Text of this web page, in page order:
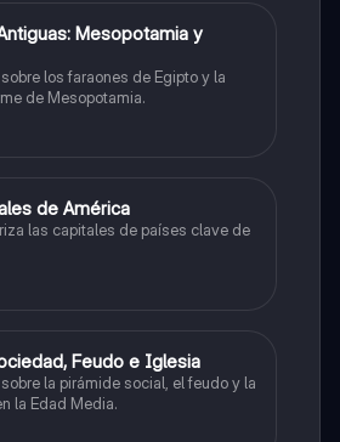
Mesopotamia y
los faraones de Egipto y la
de Mesopotamia.
de América
las capitales de países clave de
Feudo e Iglesia
la pirámide social, el feudo y la
la Edad Media.